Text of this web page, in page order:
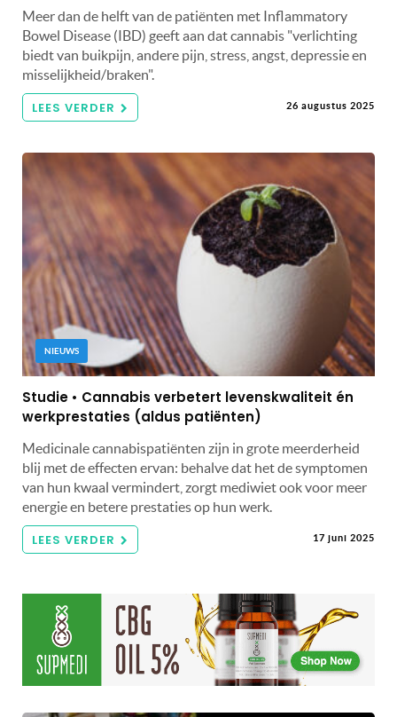
Meer dan de helft van de patiënten met Inflammatory
Bowel Disease (IBD) geeft aan dat cannabis "verlichting
biedt van buikpijn, andere pijn, stress, angst, depressie en
misselijkheid/braken".
LEES VERDER 26 augustus 2025
NIEUWS
Studie • Cannabis verbetert levenskwaliteit én
werkprestaties (aldus patiënten)
Medicinale cannabispatiënten zijn in grote meerderheid
blij met de effecten ervan: behalve dat het de symptomen
van hun kwaal vermindert, zorgt mediwiet ook voor meer
energie en betere prestaties op hun werk.
LEES VERDER 17 juni 2025